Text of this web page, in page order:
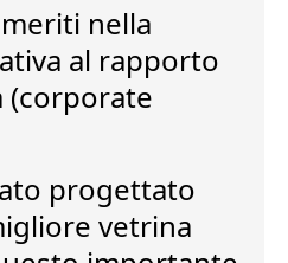
nella
al rapporto
(corporate
progettato
vetrina